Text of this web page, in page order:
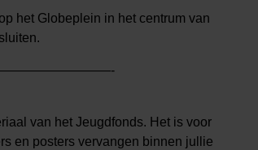
het Globeplein in het centrum van
van het Jeugdfonds. Het is voor
en posters vervangen binnen jullie